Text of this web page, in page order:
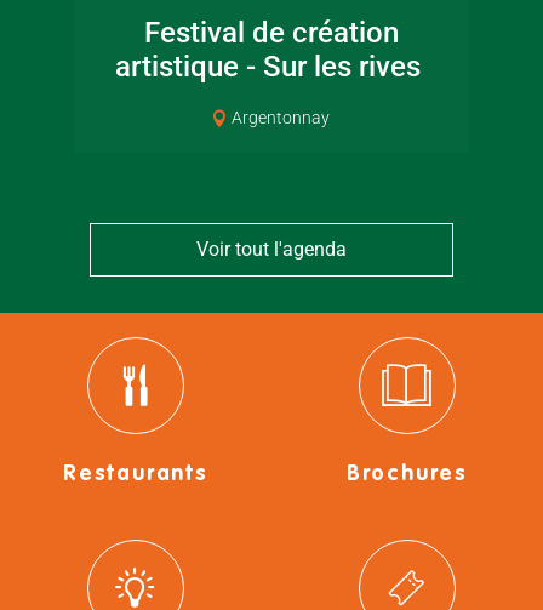
Festival de création
artistique - Sur les rives
Argentonnay
Voir tout l'agenda
Restaurants Brochures